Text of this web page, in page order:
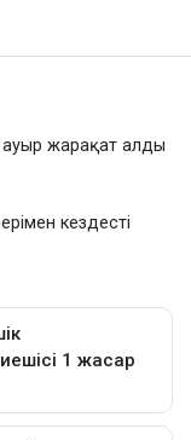
ауыр жарақат алды
кездесті